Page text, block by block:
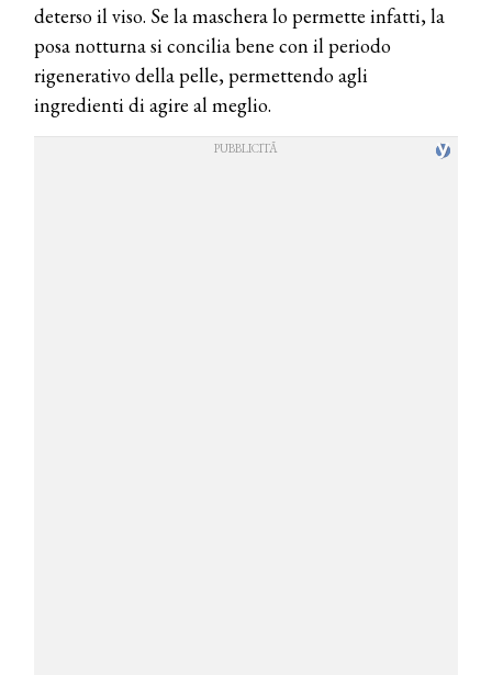
deterso il viso. Se la maschera lo permette infatti, la
posa notturna si concilia bene con il periodo
rigenerativo della pelle, permettendo agli
ingredienti di agire al meglio.